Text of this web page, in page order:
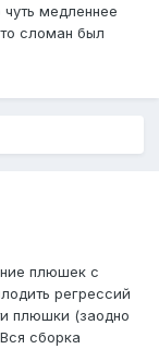
медленнее
сломан был
плюшек с
регрессий
плюшки (заодно
сборка